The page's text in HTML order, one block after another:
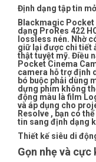
Định dạng tập tin mở
Blackmagic
dạng ProRes 422
lossless nén. Nhờ
giữ lại được chi tiết
thật tuyệt mỹ. Điều
Pocket Cinema
camera hỗ trợ định
bó buộc phải dùng
dựng phim không
động màu là film
và áp dụng cho
Resolve , bạn có
tin sang định dạng
Thiết kế siêu di
Gọn nhẹ và cực